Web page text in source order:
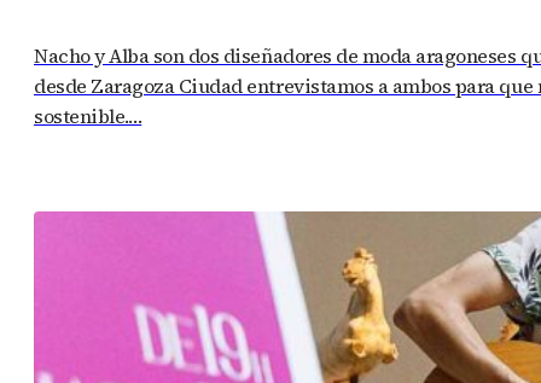
Nacho y Alba son dos diseñadores de moda aragoneses
desde Zaragoza Ciudad entrevistamos a ambos para
sostenible.…